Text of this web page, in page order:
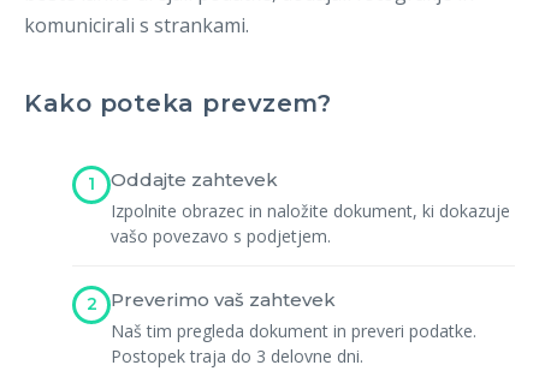
komunicirali s strankami.
Kako poteka prevzem?
1
Oddajte zahtevek
Izpolnite obrazec in naložite dokument, ki dokazuje
vašo povezavo s podjetjem.
2
Preverimo vaš zahtevek
Naš tim pregleda dokument in preveri podatke.
Postopek traja do 3 delovne dni.